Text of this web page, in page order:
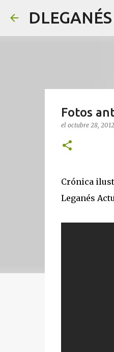
DLEGANÉS
Fotos
el octubre 28, 2012
Crónica
Leganés